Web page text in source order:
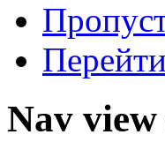
Nav view